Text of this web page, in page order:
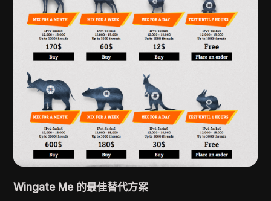
Wingate Me 的最佳替代方案